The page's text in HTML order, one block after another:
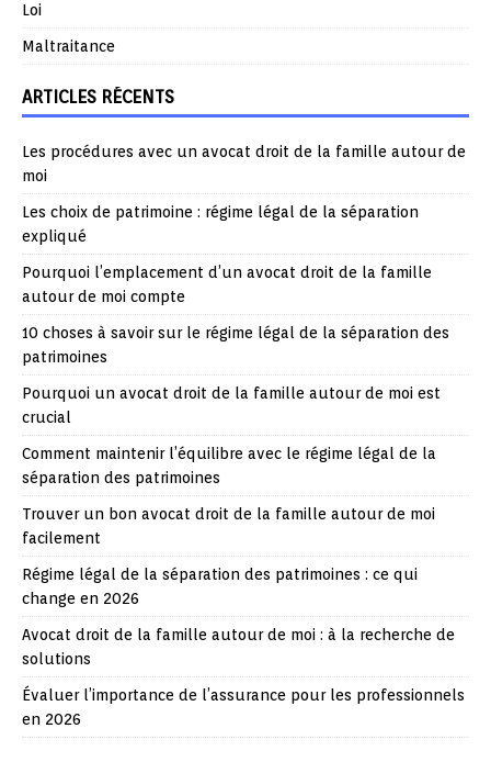
Loi
Maltraitance
ARTICLES RÉCENTS
Les procédures avec un avocat droit de la famille autour de
moi
Les choix de patrimoine : régime légal de la séparation
expliqué
Pourquoi l’emplacement d’un avocat droit de la famille
autour de moi compte
10 choses à savoir sur le régime légal de la séparation des
patrimoines
Pourquoi un avocat droit de la famille autour de moi est
crucial
Comment maintenir l’équilibre avec le régime légal de la
séparation des patrimoines
Trouver un bon avocat droit de la famille autour de moi
facilement
Régime légal de la séparation des patrimoines : ce qui
change en 2026
Avocat droit de la famille autour de moi : à la recherche de
solutions
Évaluer l’importance de l’assurance pour les professionnels
en 2026